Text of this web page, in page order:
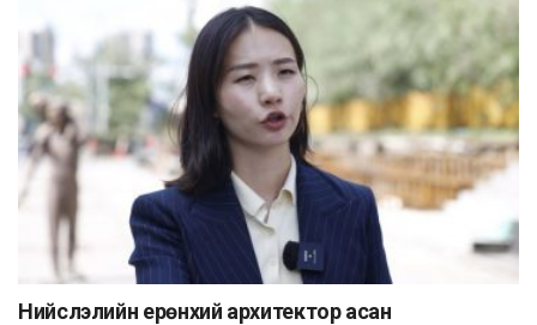
Нийслэлийн ерөнхий архитектор асан